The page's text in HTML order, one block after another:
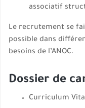
associatif
Le recrutement se
possible dans
besoins de l’ANOC.
Dossier de
Curriculum